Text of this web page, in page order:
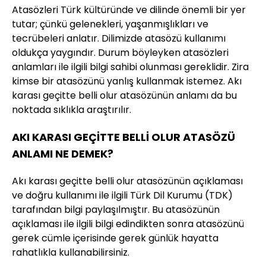
Atasözleri Türk kültüründe ve dilinde önemli bir yer
tutar; çünkü gelenekleri, yaşanmışlıkları ve
tecrübeleri anlatır. Dilimizde atasözü kullanımı
oldukça yaygındır. Durum böyleyken atasözleri
anlamları ile ilgili bilgi sahibi olunması gereklidir. Zira
kimse bir atasözünü yanlış kullanmak istemez. Akı
karası geçitte belli olur atasözünün anlamı da bu
noktada sıklıkla araştırılır.
AKI KARASI GEÇİTTE BELLİ OLUR ATASÖZÜ
ANLAMI NE DEMEK?
Akı karası geçitte belli olur atasözünün açıklaması
ve doğru kullanımı ile ilgili Türk Dil Kurumu (TDK)
tarafından bilgi paylaşılmıştır. Bu atasözünün
açıklaması ile ilgili bilgi edindikten sonra atasözünü
gerek cümle içerisinde gerek günlük hayatta
rahatlıkla kullanabilirsiniz.